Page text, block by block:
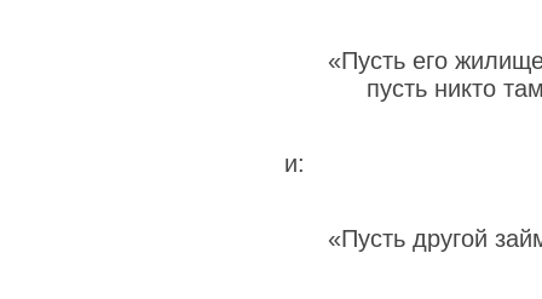
«Пусть его
пусть никто
и:
«Пусть другой